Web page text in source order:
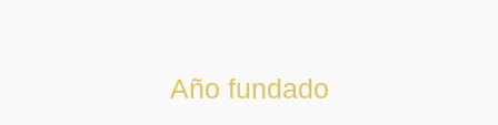
Año fundado